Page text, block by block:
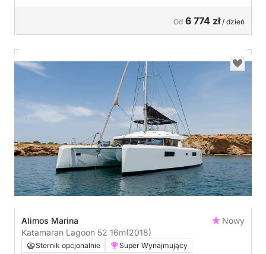
Od 6 774 zł/ dzień
Alimos Marina
Nowy
Katamaran Lagoon 52 16m(2018)
Sternik opcjonalnie
Super Wynajmujący